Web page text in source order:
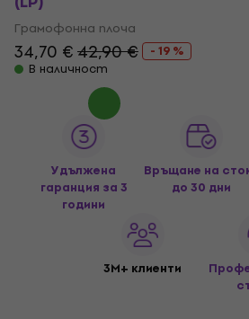
Грамофонна плоча
34,70 €42,90 €
- 19 %
В наличност
Удължена
гаранция за 3
години
Връщане на
до 30 дни
3M+ клиенти